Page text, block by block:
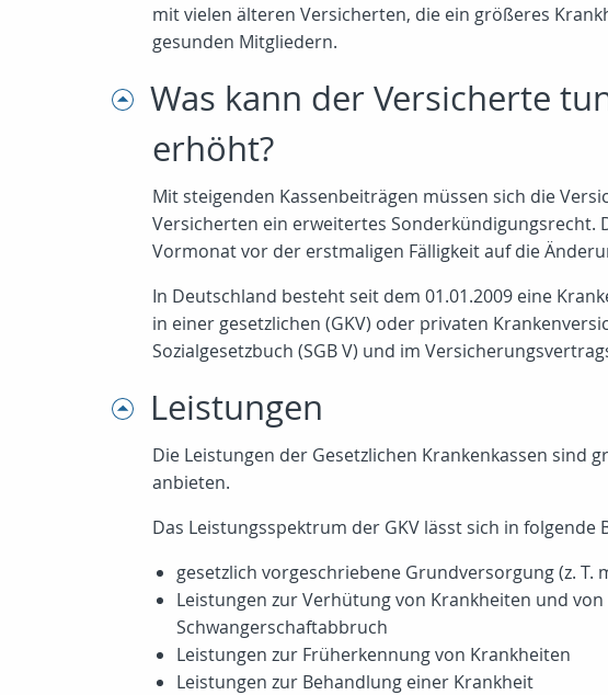
mit vielen älteren Versicherten, die ein größeres
gesunden Mitgliedern.
Was kann der Versicherte
erhöht?
Mit steigenden Kassenbeiträgen müssen sich die
Versicherten ein erweitertes Sonderkündigungsrecht.
Vormonat vor der erstmaligen Fälligkeit auf die
In Deutschland besteht seit dem 01.01.2009 eine
in einer gesetzlichen (GKV) oder privaten
Sozialgesetzbuch (SGB V) und im
Leistungen
Die Leistungen der Gesetzlichen Krankenkassen sind
anbieten.
Das Leistungsspektrum der GKV lässt sich in folgende
gesetzlich vorgeschriebene Grundversorgung (z.
Leistungen zur Verhütung von Krankheiten und
Schwangerschaftabbruch
Leistungen zur Früherkennung von Krankheiten
Leistungen zur Behandlung einer Krankheit